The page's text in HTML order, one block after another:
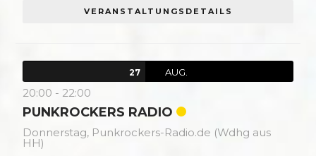
VERANSTALTUNGSDETAILS
27 AUG.
20:00 - 22:00
PUNKROCKERS RADIO
Donnerstag, Punkrockers-Radio.de (Wdhg aus
HH)